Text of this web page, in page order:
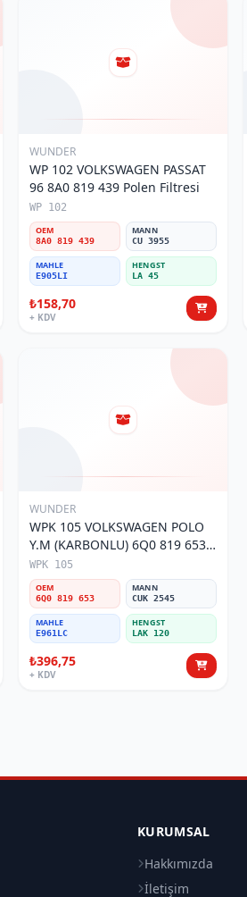
WUNDER
WP 102 VOLKSWAGEN PASSAT
96 8A0 819 439 Polen Filtresi
WP 102
OEM
8A0 819 439
MANN
CU 3955
MAHLE
E905LI
HENGST
LA 45
₺158,70
+ KDV
WUNDER
WPK 105 VOLKSWAGEN POLO
Y.M (KARBONLU) 6Q0 819 653
Polen Filtresi
WPK 105
OEM
6Q0 819 653
MANN
CUK 2545
MAHLE
E961LC
HENGST
LAK 120
₺396,75
+ KDV
KURUMSAL
Hakkımızda
İletişim